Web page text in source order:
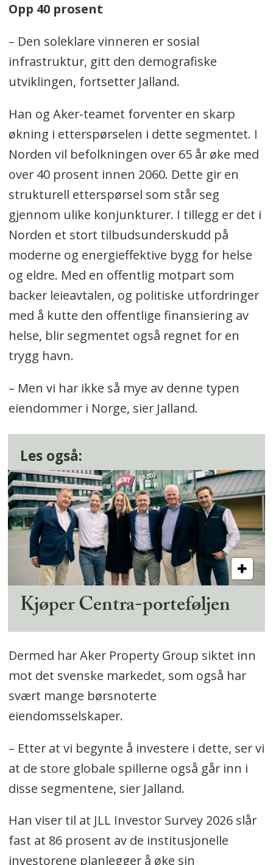
Opp 40 prosent
– Den soleklare vinneren er sosial
infrastruktur, gitt den demografiske
utviklingen, fortsetter Jalland.
Han og Aker-teamet forventer en skarp
økning i etterspørselen i dette segmentet. I
Norden vil befolkningen over 65 år øke med
over 40 prosent innen 2060. Dette gir en
strukturell etterspørsel som står seg
gjennom ulike konjunkturer. I tillegg er det i
Norden et stort tilbudsunderskudd på
moderne og energieffektive bygg for helse
og eldre. Med en offentlig motpart som
backer leieavtalen, og politiske utfordringer
med å kutte den offentlige finansiering av
helse, blir segmentet også regnet for en
trygg havn.
– Men vi har ikke så mye av denne typen
eiendommer i Norge, sier Jalland.
Les også:
Kjøper Centra-porteføljen
Dermed har Aker Property Group siktet inn
mot det svenske markedet, som også har
svært mange børsnoterte
eiendomsselskaper.
– Etter at vi begynte å investere i dette, ser vi
at de store globale spillerne også går inn i
disse segmentene, sier Jalland.
Han viser til at JLL Investor Survey 2026 slår
fast at 86 prosent av de institusjonelle
investorene planlegger å øke sin